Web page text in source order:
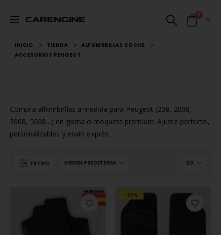
0
INICIO TIENDA
ALFOMBRILLAS COCHE
ACCESORIOS PEUGEOT
Compra alfombrillas a medida para Peugeot (208, 2008,
3008, 5008…) en goma o moqueta premium. Ajuste perfecto,
personalizables y envío exprés.
FILTRO
-50%